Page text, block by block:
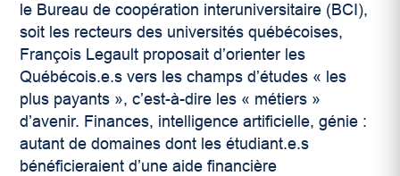
le Bureau de coopération interuniversitaire (BCI),
soit les recteurs des universités québécoises,
François Legault proposait d’orienter les
Québécois.e.s vers les champs d’études « les
plus payants », c’est-à-dire les « métiers »
d’avenir. Finances, intelligence artificielle, génie :
autant de domaines dont les étudiant.e.s
bénéficieraient d’une aide financière